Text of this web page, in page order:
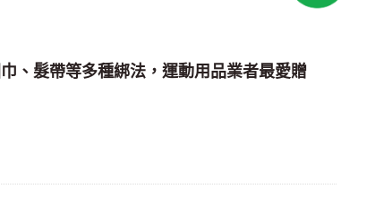
、髮帶等多種綁法，運動用品業者最愛贈